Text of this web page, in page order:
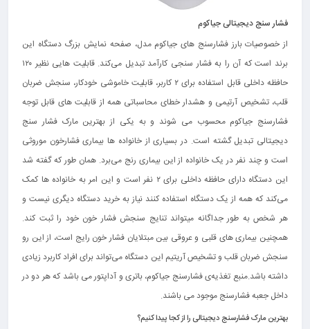
فشار سنج دیجیتالی جیاکوم
از خصوصیات بارز فشارسنج های جیاکوم مدل، صفحه نمایش بزرگ دستگاه این
برند است که آن را به فشار سنجی کارآمد تبدیل می‌کند. قابلیت هایی نظیر ۱۲۰
حافظه داخلی قابل استفاده برای ۲ کاربر، قابلیت خاموشی خودکار، سنجش ضربان
قلب، تشخیص آرتیمی و هشدار خطای محاسباتی همه از قابلیت های قابل توجه
فشارسنج جیاکوم محسوب می شوند و به یکی از بهترین مارک فشار سنج
دیجیتالی تبدیل گشته است. در بسیاری از خانواده ها بیماری فشارخون موروثی
است و چند نفر در یک خانواده از این بیماری رنج می‌برد. همان طور که گفته شد
این دستگاه دارای حافظه داخلی برای ۲ نفر است و این امر به خانواده ها کمک
می‌کند که همه از یک دستگاه استفاده کنند نیاز به خرید دستگاه دیگری نیست و
هر شخص به طور جداگانه میتواند تنایج سنجش فشار خون خود را ثبت کند.
همچنین بیماری های قلبی و عروقی بین مبتلایان فشار خون رایج است، از این رو
سنجش ضربان قلب و تشخیص آریتیم این دستگاه می‌تواند برای افراد کاربرد زیادی
داشته باشد.منبع تغذیه‌ی فشارسنج جیاکوم، باتری و آداپتور می باشد که هر دو در
داخل جعبه فشارسنج موجود می باشند.
بهترین مارک فشارسنج دیجیتالی را از کجا پیدا کنیم؟